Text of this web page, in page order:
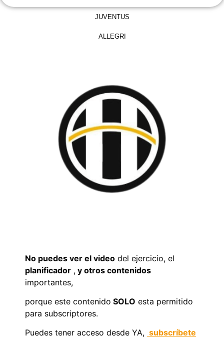
JUVENTUS
ALLEGRI
No puedes ver el video del ejercicio, el
planificador , y otros contenidos
importantes,
porque este contenido SOLO esta permitido
para subscriptores.
Puedes tener acceso desde YA, subscríbete